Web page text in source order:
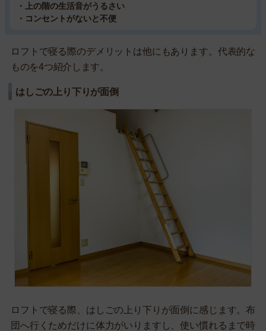
・上の階の生活音がうるさい
・コンセントがないと不便
ロフトで寝る際のデメリットは他にもあります。代表的な
ものを4つ紹介します。
はしごの上り下りが面倒
ロフトで寝る際、はしごの上り下りが面倒に感じます。布
団へ行くためだけに体力がいりますし、使い慣れるまで時